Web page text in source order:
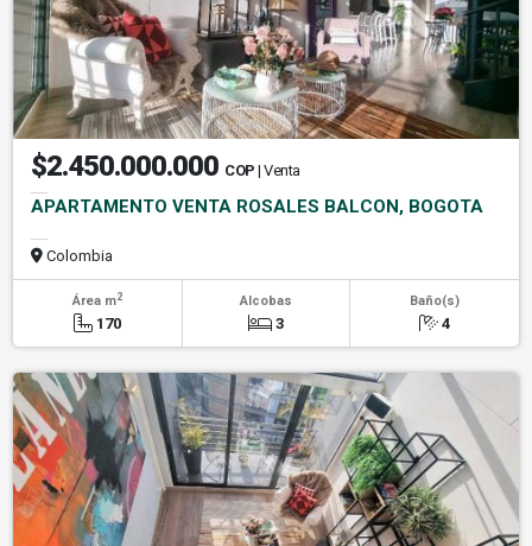
$2.450.000.000 COP | Venta
APARTAMENTO VENTA ROSALES BALCON, BOGOTA
Colombia
Área m2
170
Alcobas
3
Baño(s)
4